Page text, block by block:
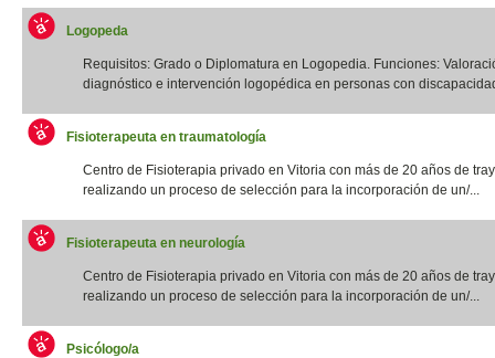
Logopeda
Requisitos: Grado o Diplomatura en Logopedia. Funciones:
diagnóstico e intervención logopédica en personas con
Fisioterapeuta en traumatología
Centro de Fisioterapia privado en Vitoria con más de 20 años de
realizando un proceso de selección para la incorporación de un/...
Fisioterapeuta en neurología
Centro de Fisioterapia privado en Vitoria con más de 20 años de
realizando un proceso de selección para la incorporación de un/...
Psicólogo/a